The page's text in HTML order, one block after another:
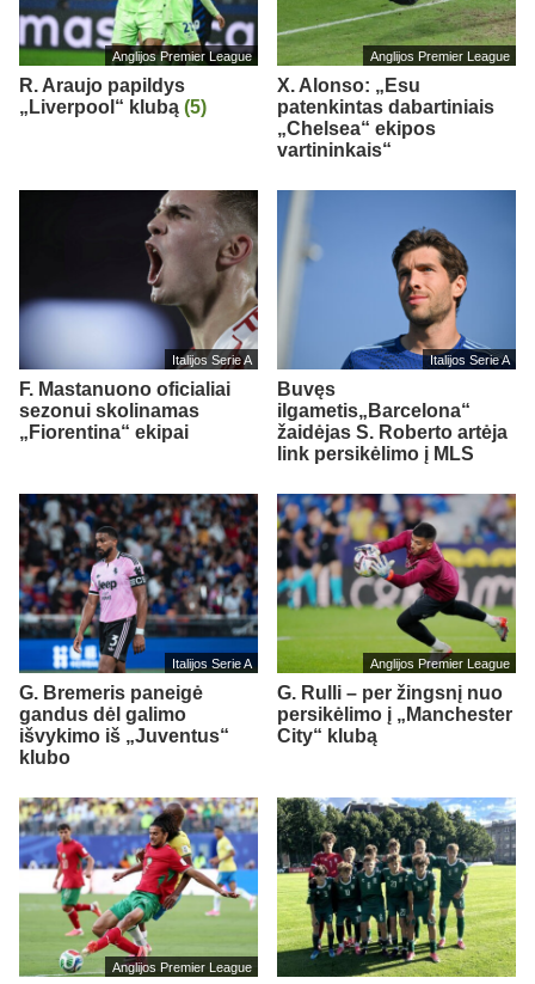
Anglijos Premier League
R. Araujo papildys
„Liverpool“ klubą (5)
Anglijos Premier League
X. Alonso: „Esu
patenkintas dabartiniais
„Chelsea“ ekipos
vartininkais“
Italijos Serie A
F. Mastanuono oficialiai
sezonui skolinamas
„Fiorentina“ ekipai
Italijos Serie A
Buvęs
ilgametis„Barcelona“
žaidėjas S. Roberto artėja
link persikėlimo į MLS
Italijos Serie A
G. Bremeris paneigė
gandus dėl galimo
išvykimo iš „Juventus“
klubo
Anglijos Premier League
G. Rulli – per žingsnį nuo
persikėlimo į „Manchester
City“ klubą
Anglijos Premier League